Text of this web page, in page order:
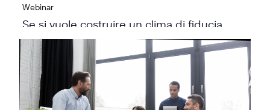
Webinar
Se si vuole costruire un clima di fiducia…